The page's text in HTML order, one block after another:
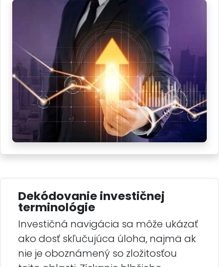
Dekódovanie investičnej
terminológie
Investičná navigácia sa môže ukázať
ako dosť skľučujúca úloha, najmä ak
nie je oboznámený so zložitosťou